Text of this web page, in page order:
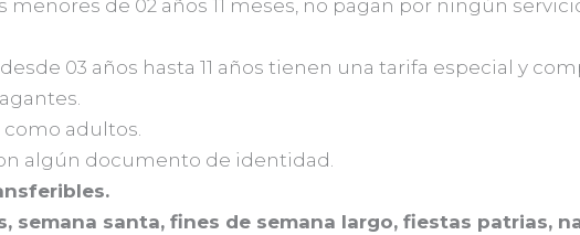
menores de 02 años 11 meses, no pagan por ningún
03 años hasta 11 años tienen una tarifa especial y
como adultos.
algún documento de identidad.
semana santa, fines de semana largo, fiestas patrias,